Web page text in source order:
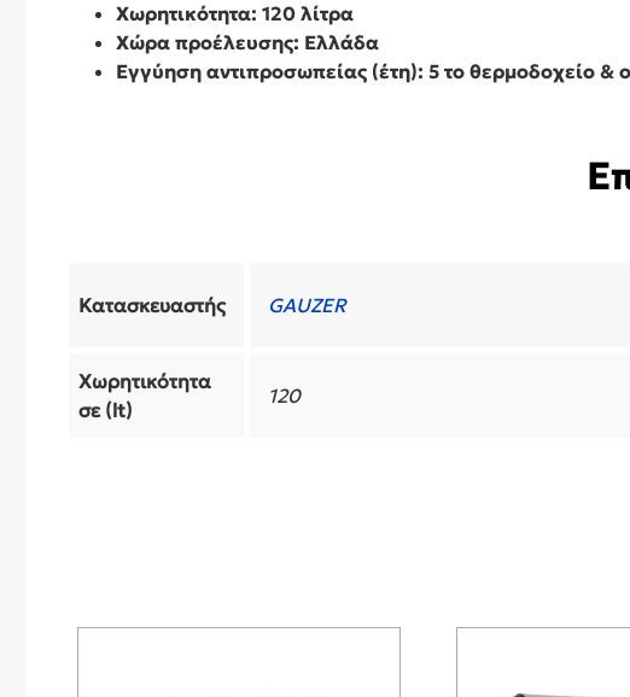
Χωρητικότητα: 120 λίτρα
Χώρα προέλευσης: Ελλάδα
Εγγύηση αντιπροσωπείας (έτη): 5 το θερμοδοχείο &
Κατασκευαστής GAUZER
Χωρητικότητα
σε (lt)
120